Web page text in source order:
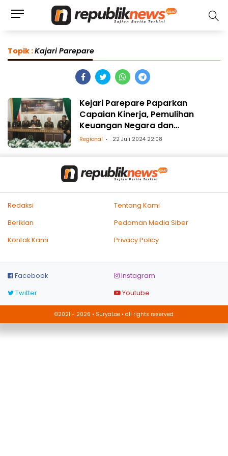
Topik :Kajari Parepare
Kejari Parepare Paparkan
Capaian Kinerja, Pemulihan
Keuangan Negara dan
Penanganan Kasus Prioritas
Regional 22 Juli 2024 22:08
Redaksi
Tentang Kami
Beriklan
Pedoman Media Siber
Kontak Kami
Privacy Policy
Facebook
Instagram
Twitter
Youtube
©2021 - 2026 • SuryaLoe • all rights reserved